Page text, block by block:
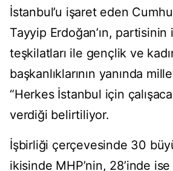
İstanbul’u işaret eden
Tayyip Erdoğan’ın, partisinin
teşkilatları ile gençlik ve
başkanlıklarının yanında
“Herkes İstanbul için
verdiği belirtiliyor.
İşbirliği çerçevesinde 30
ikisinde MHP’nin, 28’inde